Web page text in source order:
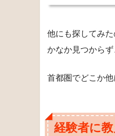
他にも探してみ
かなか見つから
首都圏でどこか
経験者に